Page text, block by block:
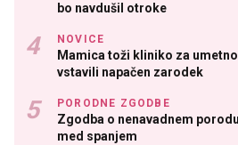
bo navdušil otroke
NOVICE
Mamica toži kliniko za
vstavili napačen zarodek
PORODNE ZGODBE
Zgodba o nenavadnem
med spanjem